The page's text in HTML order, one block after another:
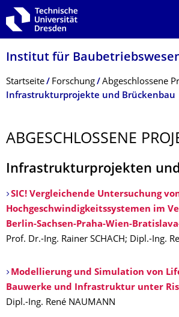
Zur Hauptnavigation springen
Zur Suche springen
Zum Inhalt springen
Institut für
Breadcrumb-Menü
Startseite Forschung
Abgeschlossene
Infrastrukturprojekte und Brückenbau
ABGESCHLOSSENE
Infrastrukturprojekten
SIC! Vergleichende Untersuchung
Hochgeschwindigkeitssystemen im
Berlin-Sachsen-Praha-Wien-
Prof. Dr.-Ing. Rainer SCHACH; Dipl.-Ing.
Modellierung und Simulation von
Bauwerke und Infrastruktur unter
Dipl.-Ing. René NAUMANN